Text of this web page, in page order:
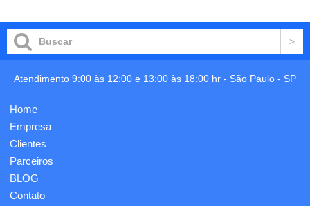
Atendimento 9:00 às 12:00 e 13:00 às 18:00 hr - São Paulo - SP
Home
Empresa
Clientes
Parceiros
BLOG
Contato